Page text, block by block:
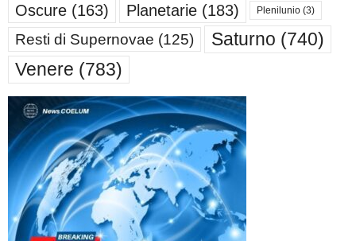
Oscure (163) Planetarie (183) Plenilunio (3)
Resti di Supernovae (125) Saturno (740)
Venere (783)